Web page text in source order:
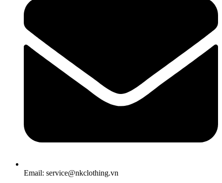
Email: service@nkclothing.vn